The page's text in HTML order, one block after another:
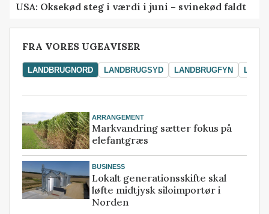
USA: Oksekød steg i værdi i juni – svinekød faldt
FRA VORES UGEAVISER
LANDBRUGNORD LANDBRUGSYD LANDBRUGFYN
ARRANGEMENT
Markvandring sætter fokus på
elefantgræs
BUSINESS
Lokalt generationsskifte skal
løfte midtjysk siloimportør i
Norden